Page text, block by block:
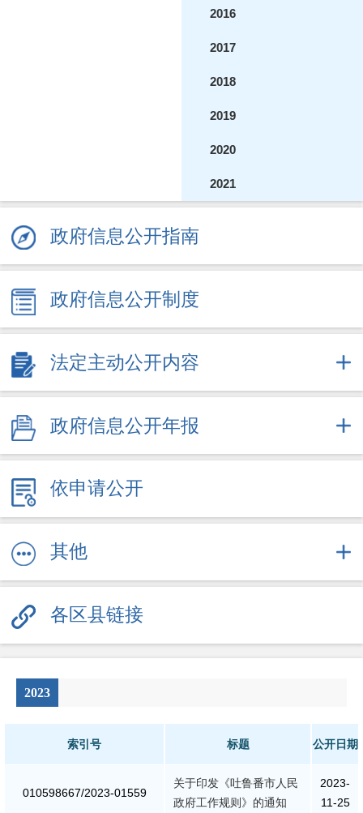
2016
2017
2018
2019
2020
2021
政府信息公开指南
政府信息公开制度
法定主动公开内容
政府信息公开年报
依申请公开
其他
各区县链接
2023
索引号 标题 公开日期
010598667/2023-01559
关于印发《吐鲁番市人民
政府工作规则》的通知
2023-
11-25